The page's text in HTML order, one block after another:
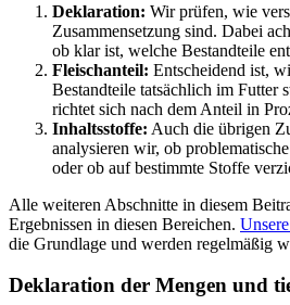
Deklaration: Wir prüfen, wie
Zusammensetzung sind. Dabei
ob klar ist, welche Bestandteile
Fleischanteil: Entscheidend ist,
Bestandteile tatsächlich im Futter
richtet sich nach dem Anteil in
Inhaltsstoffe: Auch die übrigen
analysieren wir, ob
oder ob auf bestimmte Stoffe
Alle weiteren Abschnitte in diesem
Ergebnissen in diesen Bereichen.
die Grundlage und werden regelmäßig
Deklaration der Mengen und